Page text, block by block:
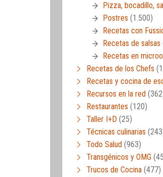
Pizza, bocadillo,
Postres (1.500)
Recetas con
Recetas de salsas
Recetas en
Recetas de los Chefs
Recetas y cocina de
Recursos en la red
Restaurantes (120)
Taller I+D (25)
Técnicas culinarias
Todo Salud (963)
Transgénicos y OMG
Trucos de Cocina (477)